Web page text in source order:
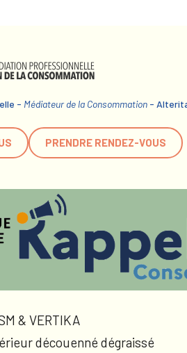
- Médiateur de la Consommation -
PRENDRE RENDEZ-VOUS
& VERTIKA
découenné dégraissé